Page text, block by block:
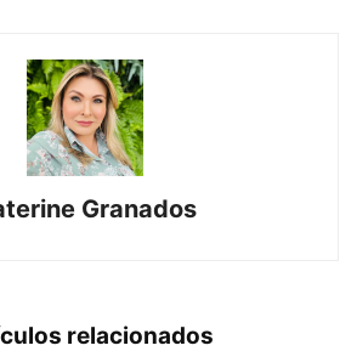
Granados
relacionados